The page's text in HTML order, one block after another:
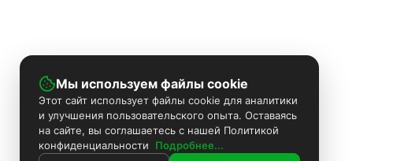
Мы используем файлы cookie
Этот сайт использует файлы cookie для аналитики
и улучшения пользовательского опыта. Оставаясь
на сайте, вы соглашаетесь с нашей Политикой
конфиденциальности
Подробнее...